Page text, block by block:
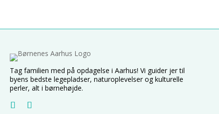
Tag familien med på opdagelse i Aarhus! Vi guider jer til
byens bedste legepladser, naturoplevelser og kulturelle
perler, alt i børnehøjde.